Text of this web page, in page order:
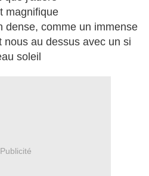
magnifique
dense, comme un immense
nous au dessus avec un si
soleil
Publicité